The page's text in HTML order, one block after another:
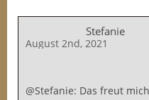
Stefanie
August 2nd, 2021
@Stefanie: Das freut